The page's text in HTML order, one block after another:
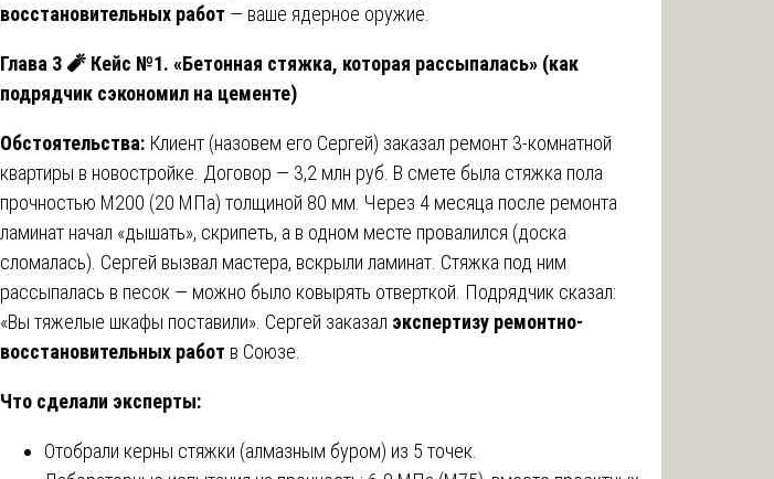
восстановительных работ — ваше ядерное оружие.
Глава 3 🧨 Кейс №1. «Бетонная стяжка, которая рассыпалась» (как
подрядчик сэкономил на цементе)
Обстоятельства: Клиент (назовем его Сергей) заказал ремонт 3-комнатной
квартиры в новостройке. Договор — 3,2 млн руб. В смете была стяжка пола
прочностью М200 (20 МПа) толщиной 80 мм. Через 4 месяца после ремонта
ламинат начал «дышать», скрипеть, а в одном месте провалился (доска
сломалась). Сергей вызвал мастера, вскрыли ламинат. Стяжка под ним
рассыпалась в песок — можно было ковырять отверткой. Подрядчик сказал:
«Вы тяжелые шкафы поставили». Сергей заказал экспертизу ремонтно-
восстановительных работ в Союзе.
Что сделали эксперты:
Отобрали керны стяжки (алмазным буром) из 5 точек.